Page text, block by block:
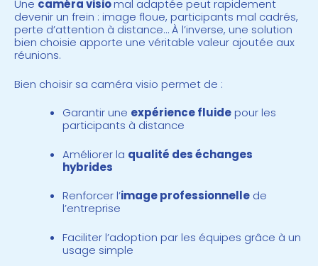
Une caméra visiomal adaptée peut rapidement
devenir un frein : image floue, participants mal cadrés,
perte d’attention à distance… À l’inverse, une solution
bien choisie apporte une véritable valeur ajoutée aux
réunions.
Bien choisir sa caméra visio permet de :
Garantir une expérience fluidepour les
participants à distance
Améliorer la qualité des échanges
hybrides
Renforcer l’image professionnellede
l’entreprise
Faciliter l’adoption par les équipes grâce à un
usage simple